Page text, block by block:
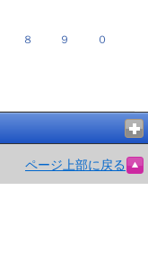
８ ９ ０
ページ上部に戻る